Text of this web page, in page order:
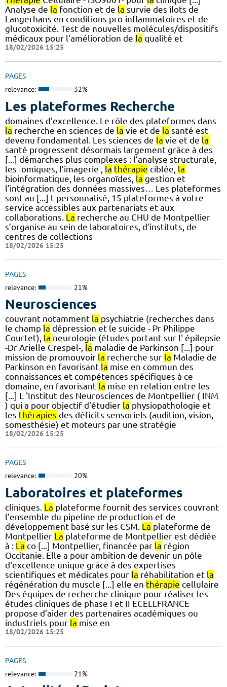
Analyse de la fonction et de la survie des îlots de
Langerhans en conditions pro-inflammatoires et de
glucotoxicité. Test de nouvelles molécules/dispositifs
médicaux pour l'amélioration de la qualité et
18/02/2026 15:25
PAGES
relevance: 32%
Les plateformes Recherche
domaines d’excellence. Le rôle des plateformes dans
la recherche en sciences de la vie et de la santé est
devenu fondamental. Les sciences de la vie et de la
santé progressent désormais largement grâce à des
[...] démarches plus complexes : l’analyse structurale,
les -omiques, l’imagerie , la thérapie ciblée, la
bioinformatique, les organoïdes, la gestion et
l’intégration des données massives… Les plateformes
sont au [...] t personnalisé, 15 plateformes à votre
service accessibles aux partenariats et aux
collaborations. La recherche au CHU de Montpellier
s’organise au sein de laboratoires, d’instituts, de
centres de collections
18/02/2026 15:25
PAGES
relevance: 21%
Neurosciences
couvrant notamment la psychiatrie (recherches dans
le champ la dépression et le suicide - Pr Philippe
Courtet), la neurologie (études portant sur l' épilepsie
-Dr Arielle Crespel-, la maladie de Parkinson [...] pour
mission de promouvoir la recherche sur la Maladie de
Parkinson en favorisant la mise en commun des
connaissances et compétences spécifiques à ce
domaine, en favorisant la mise en relation entre les
[...] L 'Institut des Neurosciences de Montpellier ( INM
) qui a pour objectif d'étudier la physiopathologie et
les thérapies des déficits sensoriels (audition, vision,
somesthésie) et moteurs par une stratégie
18/02/2026 15:25
PAGES
relevance: 20%
Laboratoires et plateformes
cliniques. La plateforme fournit des services couvrant
l’ensemble du pipeline de production et de
développement basé sur les CSM. La plateforme de
Montpellier La plateforme de Montpellier est dédiée
à : La co [...] Montpellier, financée par la région
Occitanie. Elle a pour ambition de devenir un pôle
d'excellence unique grâce à des expertises
scientifiques et médicales pour la réhabilitation et la
régénération du muscle [...] elle en thérapie cellulaire
Des équipes de recherche clinique pour réaliser les
études cliniques de phase I et II ECELLFRANCE
propose d’aider des partenaires académiques ou
industriels pour la mise en
18/02/2026 15:25
PAGES
relevance: 21%